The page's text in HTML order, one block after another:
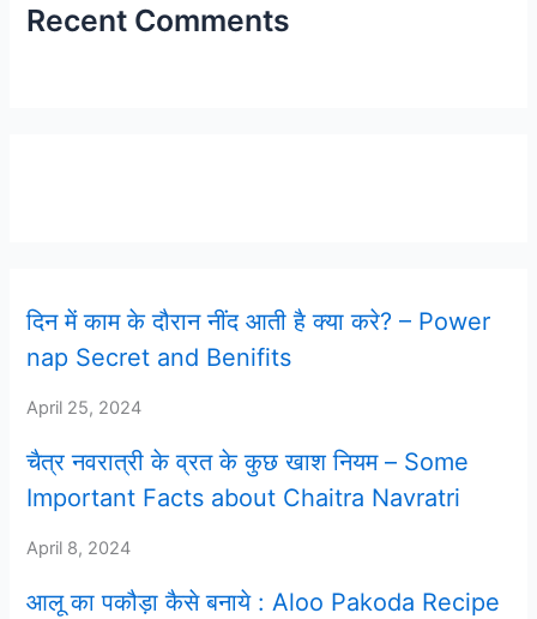
Recent Comments
दिन में काम के दौरान नींद आती है क्या करे? – Power
nap Secret and Benifits
April 25, 2024
चैत्र नवरात्री के व्रत के कुछ खाश नियम – Some
Important Facts about Chaitra Navratri
April 8, 2024
आलू का पकौड़ा कैसे बनाये : Aloo Pakoda Recipe